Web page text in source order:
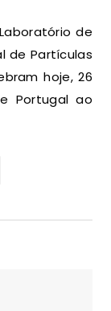
de Partículas
hoje, 26
Portugal ao